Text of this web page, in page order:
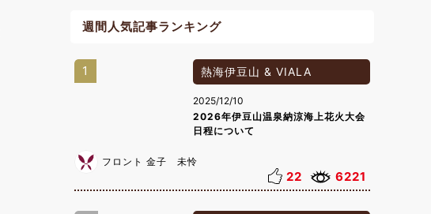
週間人気記事ランキング
1 熱海伊豆山 & VIALA
2025/12/10
2026年伊豆山温泉納涼海上花火大会
日程について
フロント 金子 未怜
22 6221